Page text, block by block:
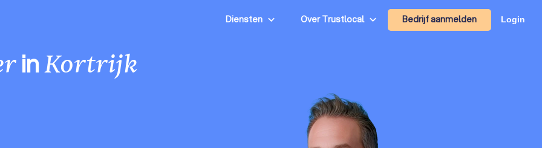
Diensten Over Trustlocal Bedrijf aanmelden Login
inKortrijk